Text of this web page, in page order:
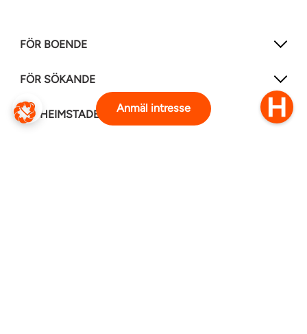
Anmäl intresse
FÖR BOENDE
FÖR SÖKANDE
OM HEIMSTADEN